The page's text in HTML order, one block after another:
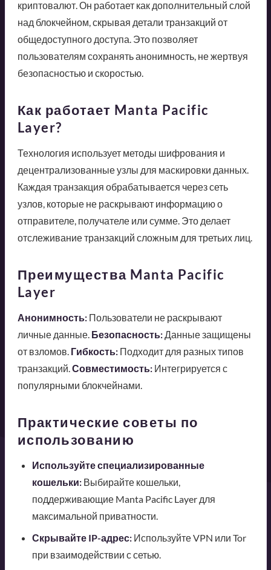
криптовалют. Он работает как дополнительный слой
над блокчейном, скрывая детали транзакций от
общедоступного доступа. Это позволяет
пользователям сохранять анонимность, не жертвуя
безопасностью и скоростью.
Как работает Manta Pacific
Layer?
Технология использует методы шифрования и
децентрализованные узлы для маскировки данных.
Каждая транзакция обрабатывается через сеть
узлов, которые не раскрывают информацию о
отправителе, получателе или сумме. Это делает
отслеживание транзакций сложным для третьих лиц.
Преимущества Manta Pacific
Layer
Анонимность:Пользователи не раскрывают
личные данные. Безопасность:Данные защищены
от взломов. Гибкость:Подходит для разных типов
транзакций.Совместимость:Интегрируется с
популярными блокчейнами.
Практические советы по
использованию
Используйте специализированные
кошельки:Выбирайте кошельки,
поддерживающие Manta Pacific Layer для
максимальной приватности.
Скрывайте IP-адрес:Используйте VPN или Tor
при взаимодействии с сетью.